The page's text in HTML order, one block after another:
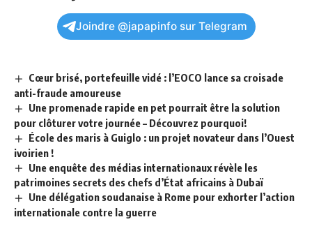
Joindre @japapinfo sur Telegram
Cœur brisé, portefeuille vidé : l’EOCO lance sa croisade
anti-fraude amoureuse
Une promenade rapide en pet pourrait être la solution
pour clôturer votre journée – Découvrez pourquoi!
École des maris à Guiglo : un projet novateur dans l’Ouest
ivoirien !
Une enquête des médias internationaux révèle les
patrimoines secrets des chefs d’État africains à Dubaï
Une délégation soudanaise à Rome pour exhorter l’action
internationale contre la guerre